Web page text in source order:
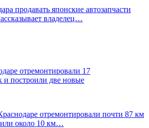
продавать японские автозапчасти
владелец…
отремонтировали 17
и построили две новые
отремонтировали почти 87 км
около 10 км…